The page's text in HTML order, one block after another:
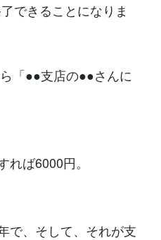
できることになりま
「●●支店の●●さんに
ば6000円。
で、そして、それが支